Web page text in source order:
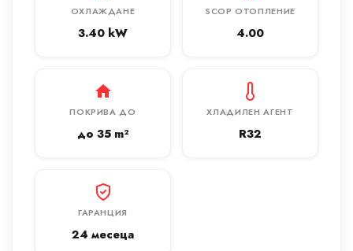
ОХЛАЖДАНЕ
3.40 kW
SCOP ОТОПЛЕНИЕ
4.00
ПОКРИВА ДО
до 35 m²
ХЛАДИЛЕН АГЕНТ
R32
ГАРАНЦИЯ
24 месеца